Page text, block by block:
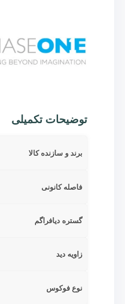
توضیحات تکمیلی
برند و سازنده کالا
فاصله کانونی
گستره دیافراگم
زاویه دید
نوع فوکوس